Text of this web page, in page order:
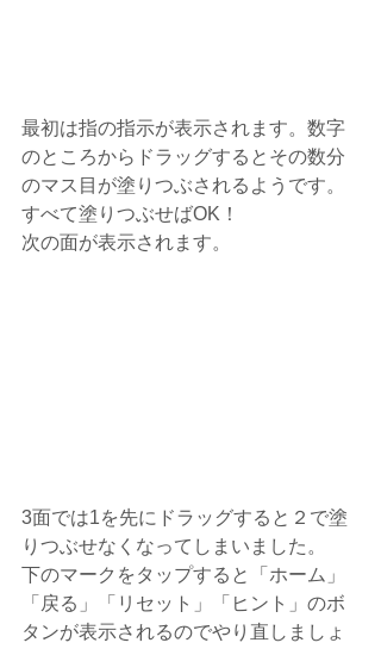
最初は指の指示が表示されます。数字
のところからドラッグするとその数分
のマス目が塗りつぶされるようです。
すべて塗りつぶせばOK！
次の面が表示されます。
3面では1を先にドラッグすると２で塗
りつぶせなくなってしまいました。
下のマークをタップすると「ホーム」
「戻る」「リセット」「ヒント」のボ
タンが表示されるのでやり直しましょ